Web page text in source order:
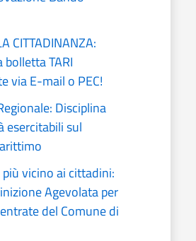
CITTADINANZA:
bolletta TARI
via E-mail o PEC!
Disciplina
esercitabili sul
più vicino ai cittadini:
Agevolata per
del Comune di